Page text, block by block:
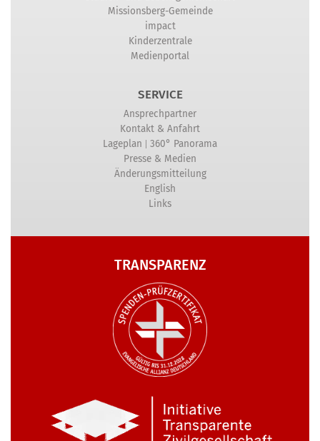
Missionsberg-Gemeinde
impact
Kinderzentrale
Medienportal
SERVICE
Ansprechpartner
Kontakt & Anfahrt
Lageplan | 360° Panorama
Presse & Medien
Änderungsmitteilung
English
Links
TRANSPARENZ